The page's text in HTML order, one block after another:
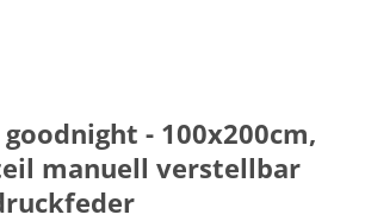
- 100x200cm,
manuell verstellbar